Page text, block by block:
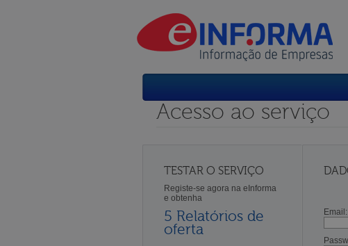
Acesso ao serviço
TESTAR O SERVIÇO
Registe-se agora na eInforma
e obtenha
5 Relatórios de
oferta
Email: